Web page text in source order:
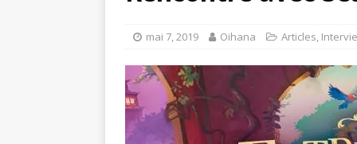
mai 7, 2019 Oihana Articles,